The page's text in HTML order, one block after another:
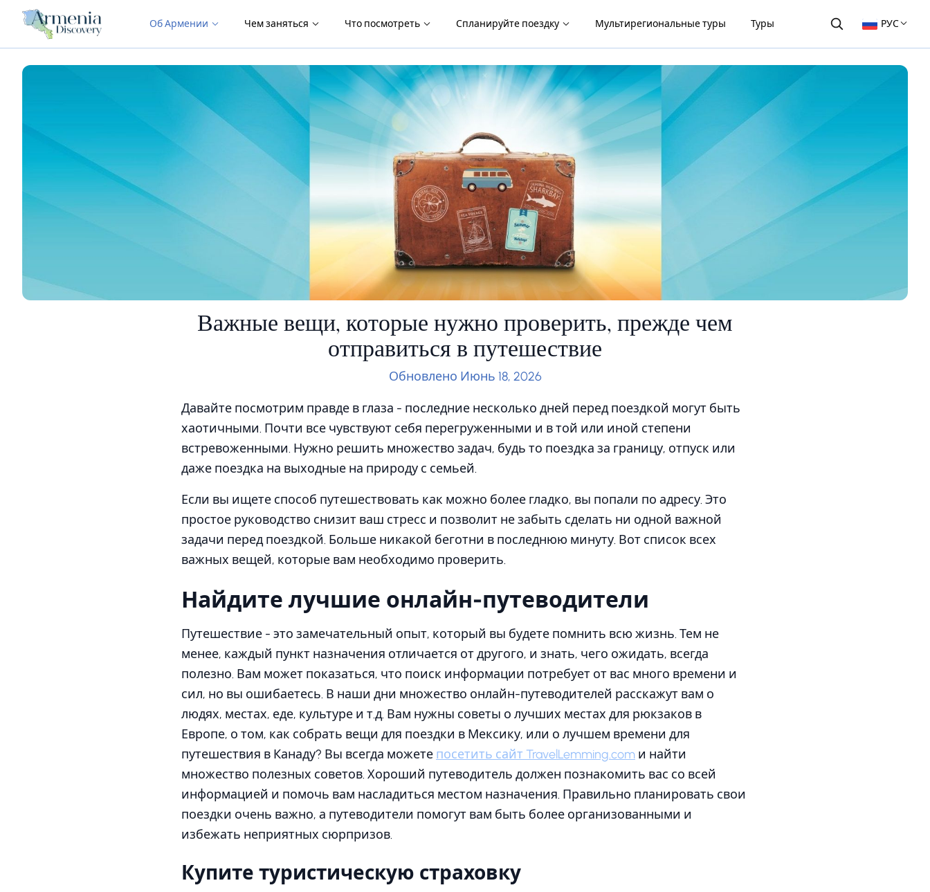
Об Армении Чем заняться Что посмотреть Спланируйте поездку Мультирегиональные туры Туры РУС
Важные вещи, которые нужно проверить, прежде чем
отправиться в путешествие
Обновлено Июнь 18, 2026
Давайте посмотрим правде в глаза - последние несколько дней перед поездкой могут быть
хаотичными. Почти все чувствуют себя перегруженными и в той или иной степени
встревоженными. Нужно решить множество задач, будь то поездка за границу, отпуск или
даже поездка на выходные на природу с семьей.
Если вы ищете способ путешествовать как можно более гладко, вы попали по адресу. Это
простое руководство снизит ваш стресс и позволит не забыть сделать ни одной важной
задачи перед поездкой. Больше никакой беготни в последнюю минуту. Вот список всех
важных вещей, которые вам необходимо проверить.
Найдите лучшие онлайн-путеводители
Путешествие - это замечательный опыт, который вы будете помнить всю жизнь. Тем не
менее, каждый пункт назначения отличается от другого, и знать, чего ожидать, всегда
полезно. Вам может показаться, что поиск информации потребует от вас много времени и
сил, но вы ошибаетесь. В наши дни множество онлайн-путеводителей расскажут вам о
людях, местах, еде, культуре и т.д. Вам нужны советы о лучших местах для рюкзаков в
Европе, о том, как собрать вещи для поездки в Мексику, или о лучшем времени для
путешествия в Канаду? Вы всегда можете посетить сайт TravelLemming.com и найти
множество полезных советов. Хороший путеводитель должен познакомить вас со всей
информацией и помочь вам насладиться местом назначения. Правильно планировать свои
поездки очень важно, а путеводители помогут вам быть более организованными и
избежать неприятных сюрпризов.
Купите туристическую страховку